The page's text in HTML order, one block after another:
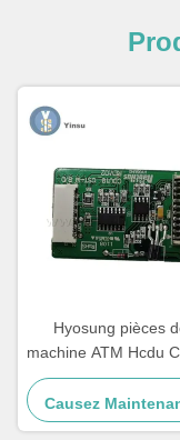
Hyosung pièces
machine ATM Hcdu
Capteur de
S7760000067
Causez